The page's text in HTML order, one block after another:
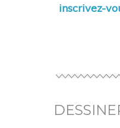
inscrivez-